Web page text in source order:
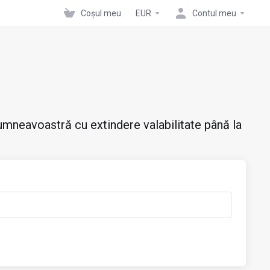
Coșul meu EUR Contul meu
cu extindere valabilitate până la